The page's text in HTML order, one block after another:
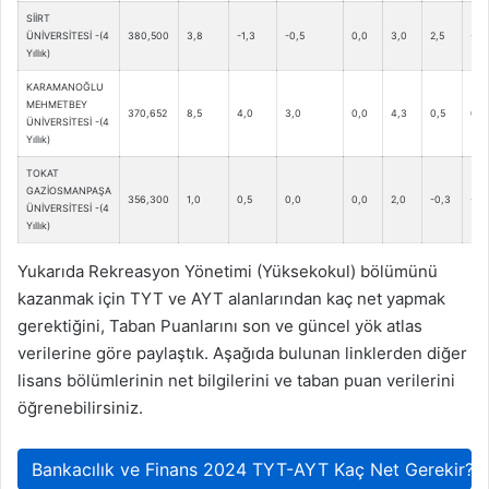
SİİRT
ÜNİVERSİTESİ -(4
Yıllık)
380,500 3,8 -1,3 -0,5 0,0 3,0 2,5 -0,5
KARAMANOĞLU
MEHMETBEY
ÜNİVERSİTESİ -(4
Yıllık)
370,652 8,5 4,0 3,0 0,0 4,3 0,5 0,3
TOKAT
GAZİOSMANPAŞA
ÜNİVERSİTESİ -(4
Yıllık)
356,300 1,0 0,5 0,0 0,0 2,0 -0,3 -2,8
Yukarıda Rekreasyon Yönetimi (Yüksekokul) bölümünü
kazanmak için TYT ve AYT alanlarından kaç net yapmak
gerektiğini, Taban Puanlarını son ve güncel yök atlas
verilerine göre paylaştık. Aşağıda bulunan linklerden diğer
lisans bölümlerinin net bilgilerini ve taban puan verilerini
öğrenebilirsiniz.
Bankacılık ve Finans 2024 TYT-AYT Kaç Net Gerekir?